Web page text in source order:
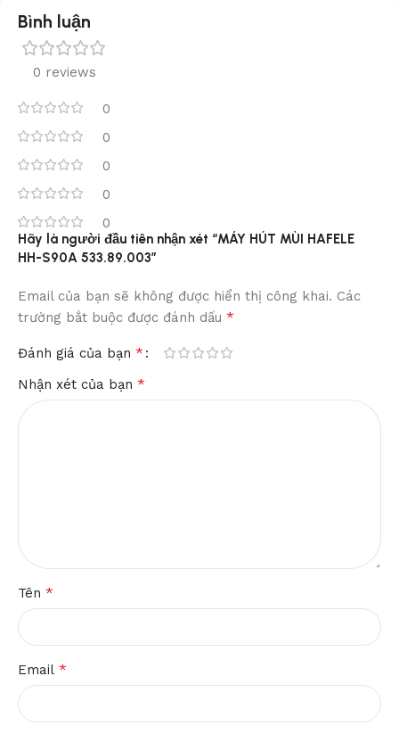
Bình luận
0 reviews
0
0
0
0
0
Hãy là người đầu tiên nhận xét “MÁY HÚT MÙI HAFELE
HH-S90A 533.89.003”
Email của bạn sẽ không được hiển thị công khai. Các
trường bắt buộc được đánh dấu *
Đánh giá của bạn *
Nhận xét của bạn *
Tên *
Email *